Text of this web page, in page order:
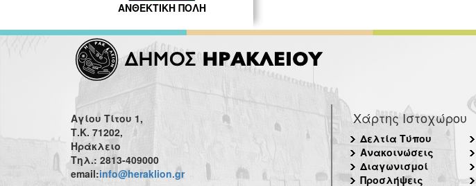
ΑΝΘΕΚΤΙΚΗ ΠΟΛΗ
Αγίου Τίτου 1,
Τ.Κ. 71202,
Ηράκλειο
Τηλ.: 2813-409000
email:info@heraklion.gr
Χάρτης Ιστοχώρου
Δελτία Τύπου
Ανακοινώσεις
Διαγωνισμοί
Προσλήψεις